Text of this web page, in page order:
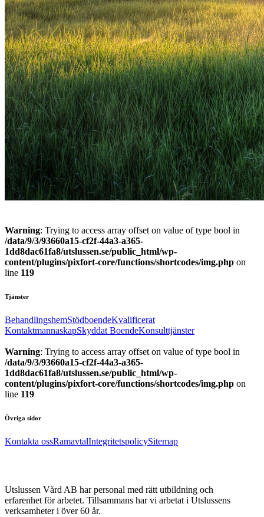
Warning: Trying to access array offset on value of type bool in
/data/9/3/93660a15-cf2f-44a3-a365-
1dd8dac61fa8/utslussen.se/public_html/wp-
content/plugins/pixfort-core/functions/shortcodes/img.php on
line 119
Tjänster
BehandlingshemStödboendeKvalificerat
KontaktmannaskapSkyddat BoendeKonsulttjänster
Warning: Trying to access array offset on value of type bool in
/data/9/3/93660a15-cf2f-44a3-a365-
1dd8dac61fa8/utslussen.se/public_html/wp-
content/plugins/pixfort-core/functions/shortcodes/img.php on
line 119
Övriga sidor
Kontakta ossRamavtalIntegritetspolicySitemap
Utslussen Vård AB har personal med rätt utbildning och
erfarenhet för arbetet. Tillsammans har vi arbetat i Utslussens
verksamheter i över 60 år.